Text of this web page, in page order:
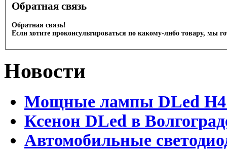
Обратная связь
Обратная связь!
Если хотите проконсультироваться по какому-либо товару, мы
Новости
Мощные лампы DLed H4
Ксенон DLed в
Автомобильные